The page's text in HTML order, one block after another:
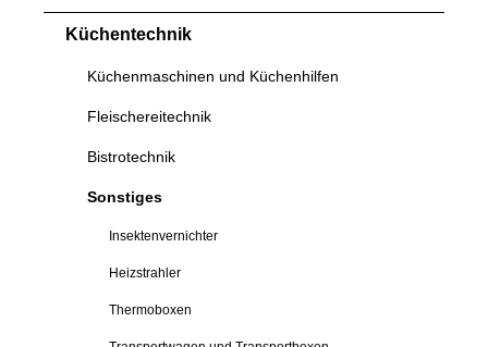
Küchentechnik
Küchenmaschinen und Küchenhilfen
Fleischereitechnik
Bistrotechnik
Sonstiges
Insektenvernichter
Heizstrahler
Thermoboxen